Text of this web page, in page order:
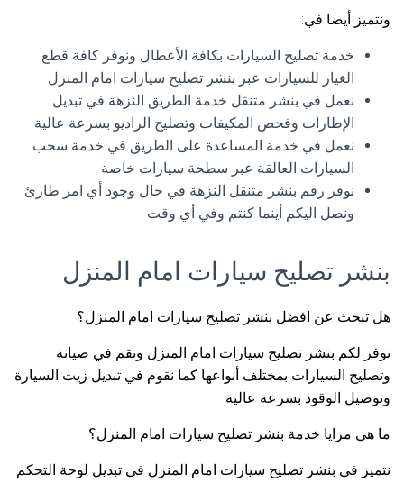
ونتميز أيضا في:
خدمة تصليح السيارات بكافة الأعطال ونوفر كافة قطع
الغيار للسيارات عبر بنشر تصليح سيارات امام المنزل
نعمل في بنشر متنقل خدمة الطريق النزهة في تبديل
الإطارات وفحص المكيفات وتصليح الراديو بسرعة عالية
نعمل في خدمة المساعدة على الطريق في خدمة سحب
السيارات العالقة عبر سطحة سيارات خاصة
نوفر رقم بنشر متنقل النزهة في حال وجود أي امر طارئ
ونصل اليكم أينما كنتم وفي أي وقت
بنشر تصليح سيارات امام المنزل
هل تبحث عن افضل بنشر تصليح سيارات امام المنزل؟
نوفر لكم بنشر تصليح سيارات امام المنزل ونقم في صيانة
وتصليح السيارات بمختلف أنواعها كما نقوم في تبديل زيت السيارة
وتوصيل الوقود بسرعة عالية
ما هي مزايا خدمة بنشر تصليح سيارات امام المنزل؟
نتميز في بنشر تصليح سيارات امام المنزل في تبديل لوحة التحكم